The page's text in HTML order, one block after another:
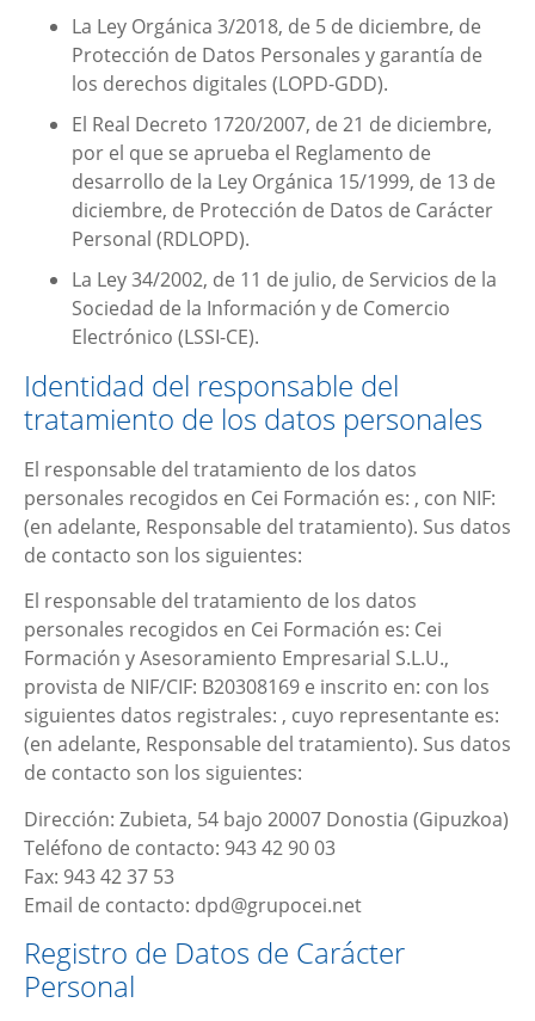
La Ley Orgánica 3/2018, de 5 de diciembre, de
Protección de Datos Personales y garantía de
los derechos digitales (LOPD-GDD).
El Real Decreto 1720/2007, de 21 de diciembre,
por el que se aprueba el Reglamento de
desarrollo de la Ley Orgánica 15/1999, de 13 de
diciembre, de Protección de Datos de Carácter
Personal (RDLOPD).
La Ley 34/2002, de 11 de julio, de Servicios de la
Sociedad de la Información y de Comercio
Electrónico (LSSI-CE).
Identidad del responsable del
tratamiento de los datos personales
El responsable del tratamiento de los datos
personales recogidos en Cei Formación es: , con NIF:
(en adelante, Responsable del tratamiento). Sus datos
de contacto son los siguientes:
El responsable del tratamiento de los datos
personales recogidos en Cei Formación es: Cei
Formación y Asesoramiento Empresarial S.L.U.,
provista de NIF/CIF: B20308169 e inscrito en: con los
siguientes datos registrales: , cuyo representante es:
(en adelante, Responsable del tratamiento). Sus datos
de contacto son los siguientes:
Dirección: Zubieta, 54 bajo 20007 Donostia (Gipuzkoa)
Teléfono de contacto: 943 42 90 03
Fax: 943 42 37 53
Email de contacto: dpd@grupocei.net
Registro de Datos de Carácter
Personal